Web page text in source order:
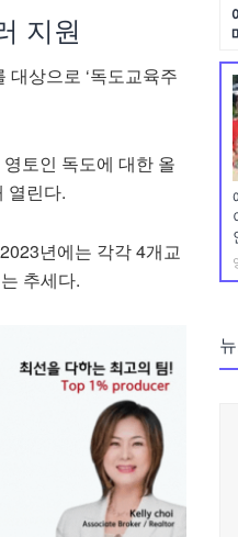
지원
상으로 ‘독도교육주
토인 독도에 대한 올
열린다.
년에는 각각 4개교
추세다.